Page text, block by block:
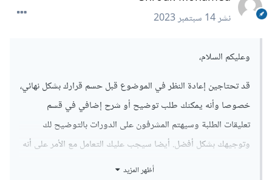
نشر14 سبتمبر 2023
وعليكم السلام،
قد تحتاجين إعادة النظر في الموضوع قبل حسم قرارك بشكل نهائي،
خصوصا وأنه يمكنك طلب توضيح أو شرح إضافي في قسم
تعليقات الطلبة وسيهتم المشرفون على الدورات بالتوضيح لك
وتوجيهك بشكل أفضل. أيضا سيجب عليك التعامل مع الأمر على أنه
شيء طبيعي ان كان في البداية، فذلك أمر عادي يحس به أي طالب
أظهر المزيد